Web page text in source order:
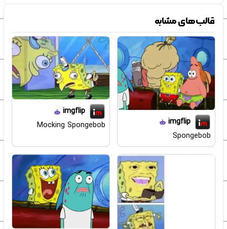
قالب‌های مشابه
imgflip
Spongebob
imgflip
Mocking Spongebob